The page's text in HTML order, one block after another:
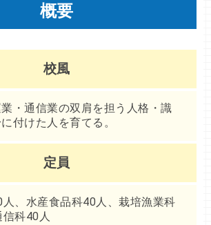
概要
校風
・通信業の双肩を担う人格・識
付けた人を育てる。
定員
、水産食品科40人、栽培漁業科
科40人